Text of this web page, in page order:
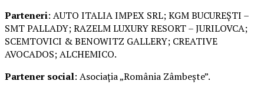
Parteneri: AUTO ITALIA IMPEX SRL; KGM BUCUREȘTI –
SMT PALLADY; RAZELM LUXURY RESORT – JURILOVCA;
SCEMTOVICI & BENOWITZ GALLERY; CREATIVE
AVOCADOS; ALCHEMICO.
Partener social: Asociația „România Zâmbește”.